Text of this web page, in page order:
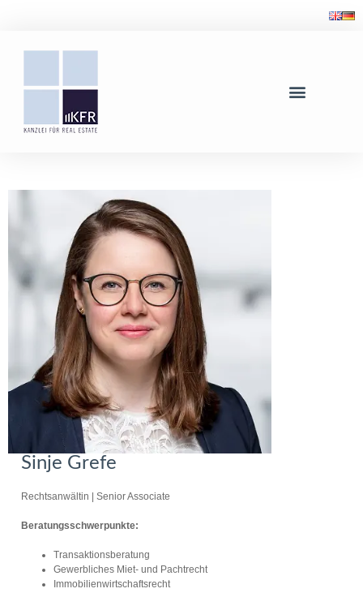
Sinje Grefe
Rechtsanwältin | Senior Associate
Beratungsschwerpunkte:
Transaktionsberatung
Gewerbliches Miet- und Pachtrecht
Immobilienwirtschaftsrecht